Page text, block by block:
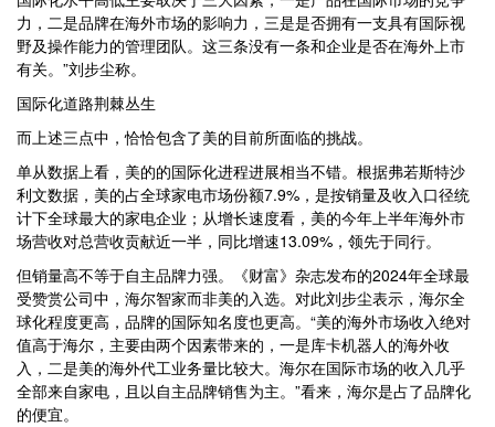
力，二是品牌在海外市场的影响力，三是是否拥有一支具有国际视
野及操作能力的管理团队。这三条没有一条和企业是否在海外上市
有关。”刘步尘称。
国际化道路荆棘丛生
而上述三点中，恰恰包含了美的目前所面临的挑战。
单从数据上看，美的的国际化进程进展相当不错。根据弗若斯特沙
利文数据，美的占全球家电市场份额7.9%，是按销量及收入口径统
计下全球最大的家电企业；从增长速度看，美的今年上半年海外市
场营收对总营收贡献近一半，同比增速13.09%，领先于同行。
但销量高不等于自主品牌力强。《财富》杂志发布的2024年全球最
受赞赏公司中，海尔智家而非美的入选。对此刘步尘表示，海尔全
球化程度更高，品牌的国际知名度也更高。“美的海外市场收入绝对
值高于海尔，主要由两个因素带来的，一是库卡机器人的海外收
入，二是美的海外代工业务量比较大。海尔在国际市场的收入几乎
全部来自家电，且以自主品牌销售为主。”看来，海尔是占了品牌化
的便宜。